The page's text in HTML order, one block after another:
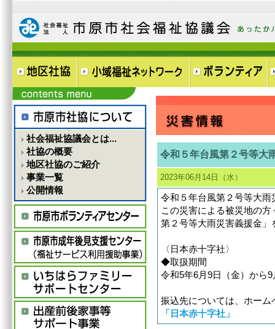
社会福祉協議会とは...
社協の概要
地区社協のご紹介
事業一覧
公開情報
令和５年台風第２号等大
2023年06月14日（水）
令和５年台風第２号等大
この災害による被災地の
第２号等大雨災害義援金」
〈日本赤十字社〉
◆取扱期間
令和5年6月9日（金）から
振込先については、ホー
「日本赤十字社」